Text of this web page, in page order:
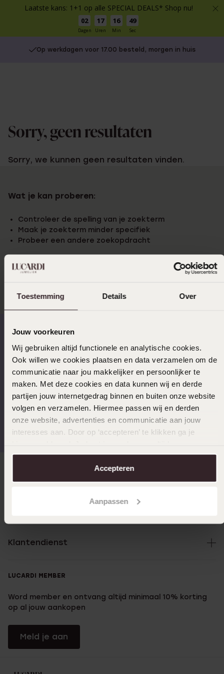
Laatste kans: 1+1 op alle SPECIAL DEALS* Shop nu!
02
Dagen
17
Uren
16
Min
49
Sec
Toestemming Details Over
Jouw voorkeuren
Wij gebruiken altijd functionele en analytische cookies.
Ook willen we cookies plaatsen en data verzamelen om de
communicatie naar jou makkelijker en persoonlijker te
maken. Met deze cookies en data kunnen wij en derde
partijen jouw internetgedrag binnen en buiten onze website
volgen en verzamelen. Hiermee passen wij en derden
onze website, advertenties en communicatie aan jouw
interesses aan. Door op ‘accepteren’ te klikken ga je
aanpassen. Lees er meer over in onscookiebeleid.
Accepteren
Aanpassen
Op werkdagen voor 17.00 besteld, morgen in huis
Sorry, geen resultaten
Sorry, we kunnen geen resultaten vinden.
Wat je kan proberen:
Controleer de spelling van je zoekterm
Maak je zoekterm minder specifiek
Probeer een andere zoekopdracht
Op werkdagen voor 17.00
besteld, morgen in huis
14 dagen gratis
retourneren
Gratis verzending vanaf
4,59 uit 5 (55.000+
Klantendienst
LUCARDI MEMBER
Word member en ontvang altijd minimaal 10% korting
op al jouw aankopen
Meld je aan